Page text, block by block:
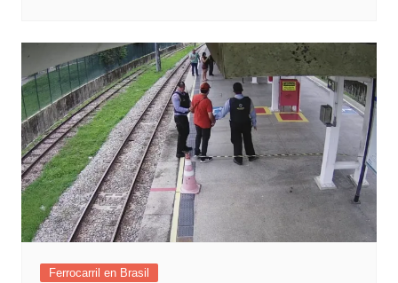
Ferrocarril en Brasil